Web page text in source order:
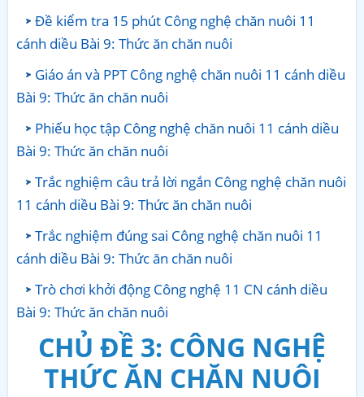
Đề kiểm tra 15 phút Công nghệ chăn nuôi 11
cánh diều Bài 9: Thức ăn chăn nuôi
Giáo án và PPT Công nghệ chăn nuôi 11 cánh diều
Bài 9: Thức ăn chăn nuôi
Phiếu học tập Công nghệ chăn nuôi 11 cánh diều
Bài 9: Thức ăn chăn nuôi
Trắc nghiệm câu trả lời ngắn Công nghệ chăn nuôi
11 cánh diều Bài 9: Thức ăn chăn nuôi
Trắc nghiệm đúng sai Công nghệ chăn nuôi 11
cánh diều Bài 9: Thức ăn chăn nuôi
Trò chơi khởi động Công nghệ 11 CN cánh diều
Bài 9: Thức ăn chăn nuôi
CHỦ ĐỀ 3: CÔNG NGHỆ
THỨC ĂN CHĂN NUÔI